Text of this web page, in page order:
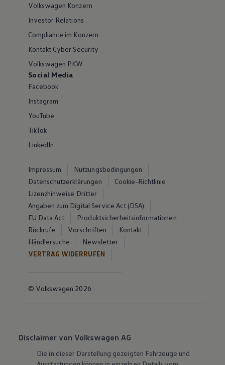
Volkswagen Konzern
Investor Relations
Compliance im Konzern
Kontakt Cyber Security
Volkswagen PKW
Social Media
Facebook
Instagram
YouTube
TikTok
LinkedIn
Impressum
Nutzungsbedingungen
Datenschutzerklärungen
Cookie-Richtlinie
Lizenzhinweise Dritter
Angaben zum Digital Service Act (DSA)
EU Data Act
Produktsicherheitsinformationen
Rückrufe
Vorschriften
Kontakt
Händlersuche
Newsletter
VERTRAG WIDERRUFEN
© Volkswagen 2026
Disclaimer von Volkswagen AG
Die in dieser Darstellung gezeigten Fahrzeuge und